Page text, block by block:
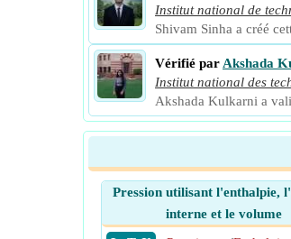
Institut national de
Shivam Sinha a créé
Vérifié par Akshada
Institut national des
Akshada Kulkarni a
Pression utilisant l'enthalpie,
interne et le volume